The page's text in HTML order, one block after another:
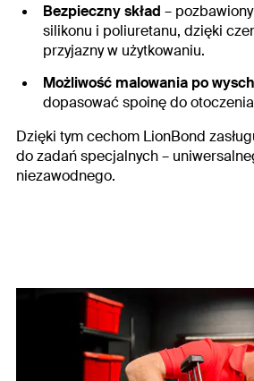
Bezpieczny skład –
silikonu i poliuretanu, dzięki
przyjazny w użytkowaniu.
Możliwość malowania po
dopasować spoinę do
Dzięki tym cechom LionBond
do zadań specjalnych –
niezawodnego.